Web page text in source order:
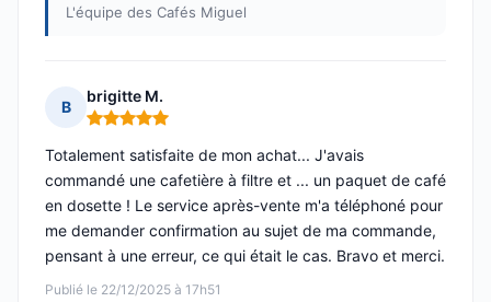
L'équipe des Cafés Miguel
B
brigitte M.
Note : 5 sur 5
Publié le 22/12/2025 à 17h51
Totalement satisfaite de mon achat... J'avais
commandé une cafetière à filtre et ... un paquet de café
en dosette ! Le service après-vente m'a téléphoné pour
me demander confirmation au sujet de ma commande,
pensant à une erreur, ce qui était le cas. Bravo et merci.